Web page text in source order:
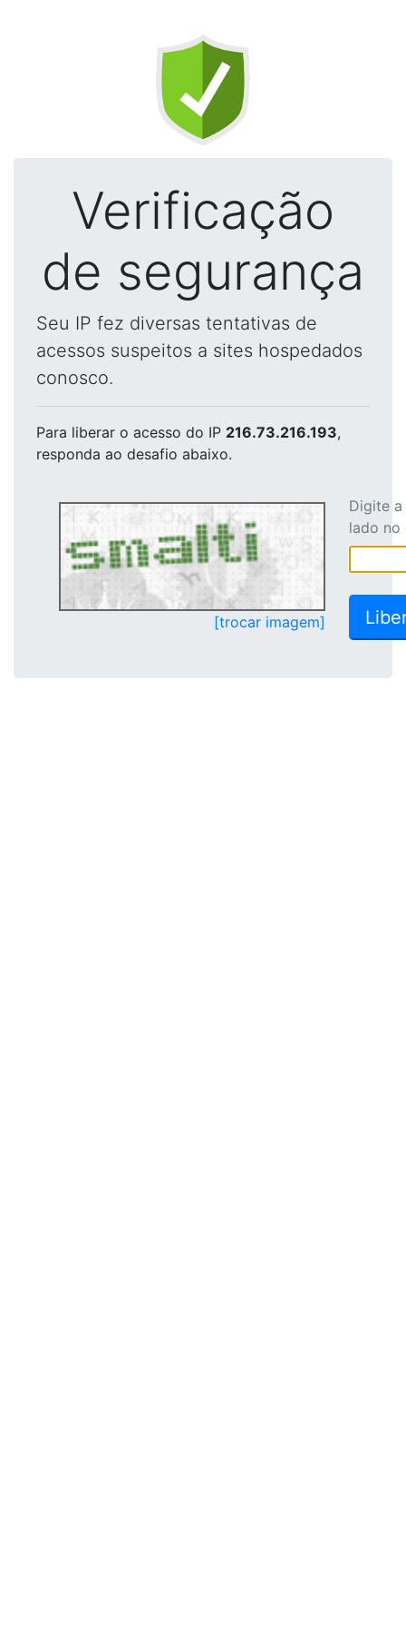
Verificação
de segurança
Seu IP fez diversas tentativas de
acessos suspeitos a sites hospedados
conosco.
Para liberar o acesso do IP 216.73.216.193,
responda ao desafio abaixo.
[trocar imagem]
Digite
lado no